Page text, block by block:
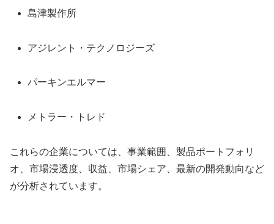
島津製作所
アジレント・テクノロジーズ
パーキンエルマー
メトラー・トレド
これらの企業については、事業範囲、製品ポートフォリ
オ、市場浸透度、収益、市場シェア、最新の開発動向など
が分析されています。